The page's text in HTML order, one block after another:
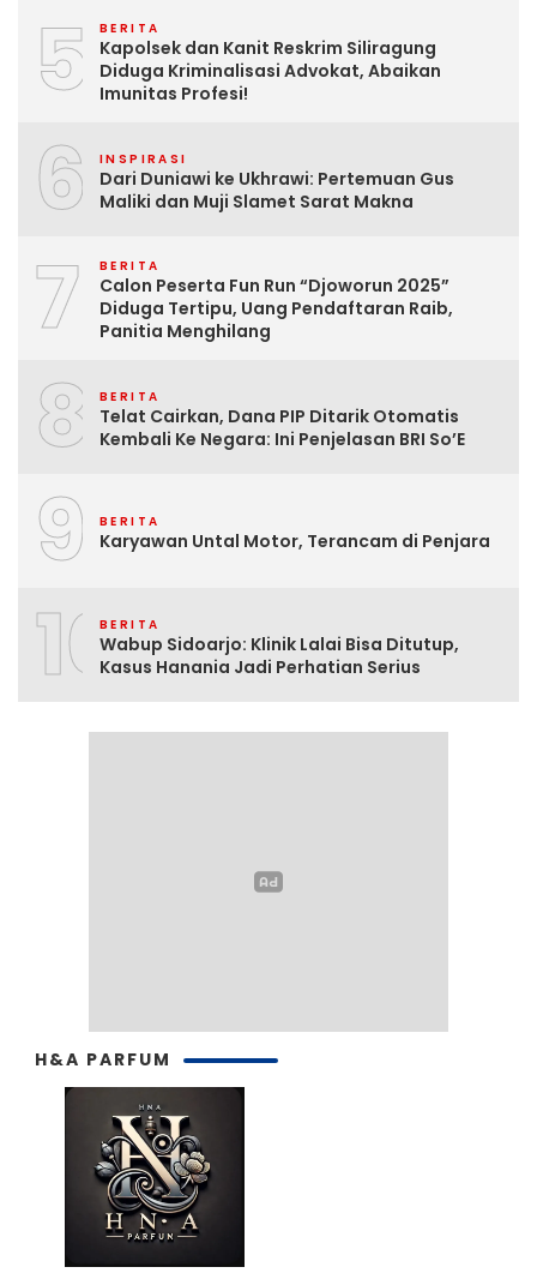
5 BERITA
Kapolsek dan Kanit Reskrim Siliragung
Diduga Kriminalisasi Advokat, Abaikan
Imunitas Profesi!
6 INSPIRASI
Dari Duniawi ke Ukhrawi: Pertemuan Gus
Maliki dan Muji Slamet Sarat Makna
7 BERITA
Calon Peserta Fun Run “Djoworun 2025”
Diduga Tertipu, Uang Pendaftaran Raib,
Panitia Menghilang
8 BERITA
Telat Cairkan, Dana PIP Ditarik Otomatis
Kembali Ke Negara: Ini Penjelasan BRI So’E
9 BERITA
Karyawan Untal Motor, Terancam di Penjara
10BERITA
Wabup Sidoarjo: Klinik Lalai Bisa Ditutup,
Kasus Hanania Jadi Perhatian Serius
H&A PARFUM